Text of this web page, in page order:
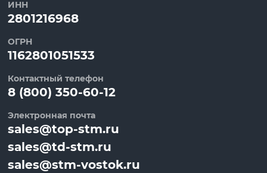
ИНН
2801216968
ОГРН
1162801051533
Контактный телефон
8 (800) 350-60-12
Электронная почта
sales@top-stm.ru
sales@td-stm.ru
sales@stm-vostok.ru